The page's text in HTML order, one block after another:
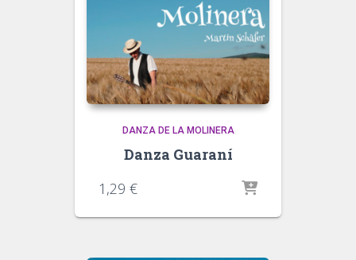
DANZA DE LA MOLINERA
Danza Guaraní
1,29 €